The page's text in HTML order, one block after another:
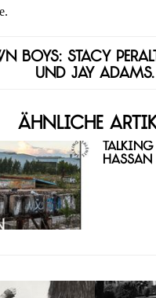
Boys: Stacy
und Jay Adams.
Ähnliche
Talking